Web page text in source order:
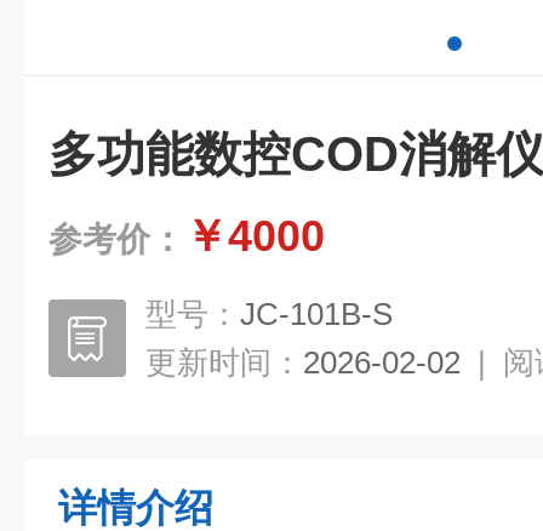
多功能数控COD消解
参考价： ￥4000
型号： JC-101B-S
更新时间： 2026-02-02 | 阅
详情介绍